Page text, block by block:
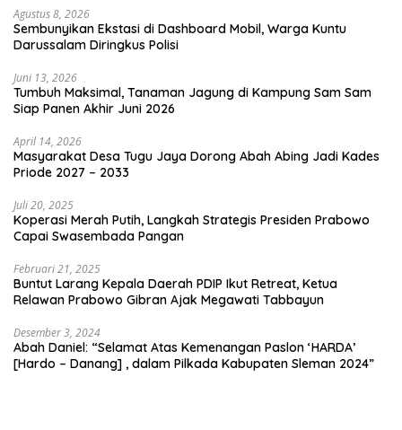
Agustus 8, 2026
Sembunyikan Ekstasi di Dashboard Mobil, Warga Kuntu
Darussalam Diringkus Polisi
Juni 13, 2026
Tumbuh Maksimal, Tanaman Jagung di Kampung Sam Sam
Siap Panen Akhir Juni 2026
April 14, 2026
Masyarakat Desa Tugu Jaya Dorong Abah Abing Jadi Kades
Priode 2027 – 2033
Juli 20, 2025
Koperasi Merah Putih, Langkah Strategis Presiden Prabowo
Capai Swasembada Pangan
Februari 21, 2025
Buntut Larang Kepala Daerah PDIP Ikut Retreat, Ketua
Relawan Prabowo Gibran Ajak Megawati Tabbayun
Desember 3, 2024
Abah Daniel: “Selamat Atas Kemenangan Paslon ‘HARDA’
[Hardo – Danang] , dalam Pilkada Kabupaten Sleman 2024”